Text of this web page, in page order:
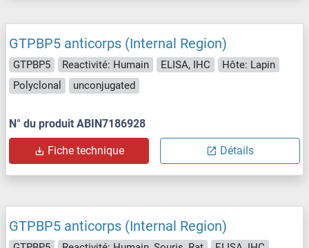
GTPBP5 anticorps (Internal Region)
GTPBP5 Reactivité: Humain ELISA, IHC
Hôte: Lapin
Polyclonal
unconjugated
N° du produit ABIN7186928
Fiche technique Détails
GTPBP5 anticorps (Internal Region)